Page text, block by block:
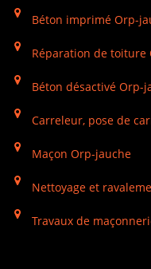
Béton imprimé Orp-
Réparation de toiture
Béton désactivé Orp-
Carreleur, pose de
Maçon Orp-jauche
Nettoyage et
Travaux de